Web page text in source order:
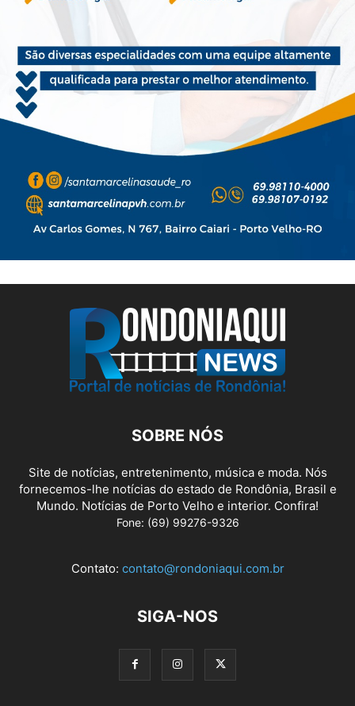
SOBRE NÓS
Site de notícias, entretenimento, música e moda. Nós
fornecemos-lhe notícias do estado de Rondônia, Brasil e
Mundo. Notícias de Porto Velho e interior. Confira!
Fone: (69) 99276-9326
Contato: contato@rondoniaqui.com.br
SIGA-NOS